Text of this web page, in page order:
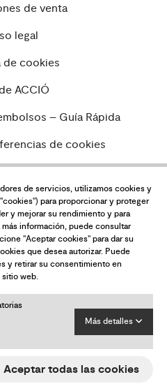
de venta
legal
de cookies
ACCIÓ
– Guía Rápida
de cookies
de todas las
de servicios, utilizamos cookies y
para proporcionar y proteger
y mejorar su rendimiento y para
información, puede consultar
"Aceptar cookies" para dar su
que desea autorizar. Puede
y retirar su consentimiento en
web.
Más detalles
Aceptar todas las cookies